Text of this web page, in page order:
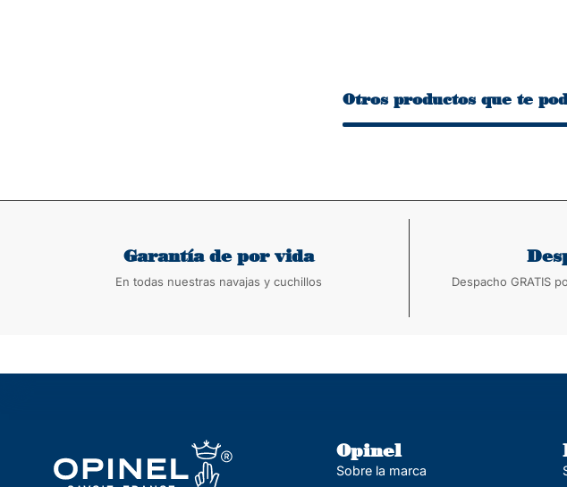
Otros productos que te
Garantía de por vida
En todas nuestras navajas y cuchillos Despacho GRATIS
Opinel
Sobre la marca